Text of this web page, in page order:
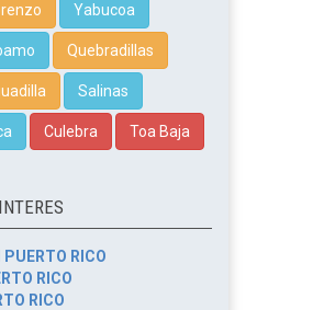
Yabucoa
Quebradillas
Salinas
Culebra Toa Baja
RICO
RICO
RICO